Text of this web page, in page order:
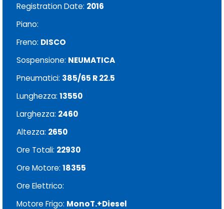
Registration Date: 2016
Piano:
Freno: DISCO
Sospensione: NEUMATICA
Pneumatici: 385/65 R 22.5
Lunghezza: 13550
Larghezza: 2460
Altezza: 2650
Ore Totali: 22930
Ore Motore: 18355
Ore Elettrico:
Motore Frigo: MonoT.+Diesel